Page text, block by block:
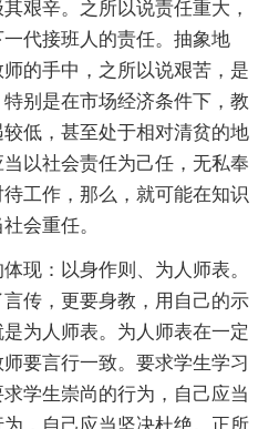
艰辛。之所以说责任重大，
代接班人的责任。抽象地
的手中，之所以说艰苦，是
别是在市场经济条件下，教
低，甚至处于相对清贫的地
以社会责任为己任，无私奉
工作，那么，就可能在知识
会重任。
现：以身作则、为人师表。
传，更要身教，用自己的示
为人师表。为人师表在一定
要言行一致。要求学生学习
学生崇尚的行为，自己应当